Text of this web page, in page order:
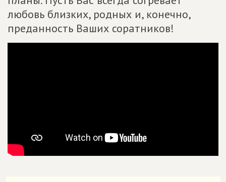
любовь близких, родных и, конечно,
преданность Ваших соратников!